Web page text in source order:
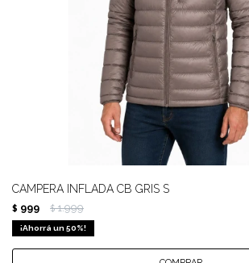
CAMPERA INFLADA CB GRIS S
$ 999 $ 1.999
50